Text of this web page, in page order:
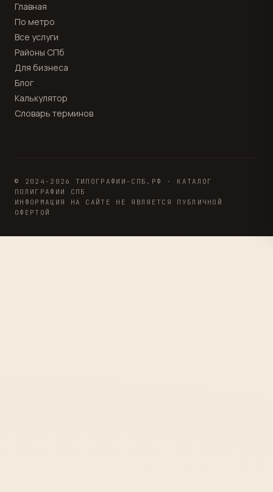
Главная
По метро
Все услуги
Районы СПб
Для бизнеса
Блог
Калькулятор
Словарь терминов
© 2024-2026 ТИПОГРАФИИ-СПБ.РФ · КАТАЛОГ
ПОЛИГРАФИИ СПБ
ИНФОРМАЦИЯ НА САЙТЕ НЕ ЯВЛЯЕТСЯ ПУБЛИЧНОЙ
ОФЕРТОЙ